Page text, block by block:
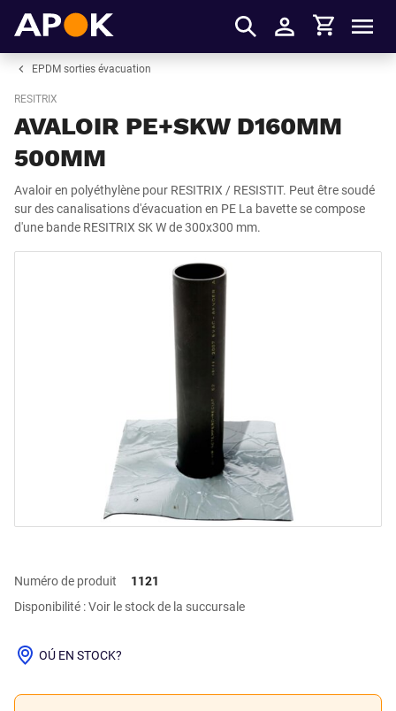
S'identifier
Panier
EPDM sorties évacuation
RESITRIX
AVALOIR PE+SKW D160MM
500MM
Avaloir en polyéthylène pour RESITRIX / RESISTIT. Peut être soudé
sur des canalisations d'évacuation en PE La bavette se compose
d'une bande RESITRIX SK W de 300x300 mm.
Numéro de produit
1121
Disponibilité : Voir le stock de la succursale
OÚ EN STOCK?